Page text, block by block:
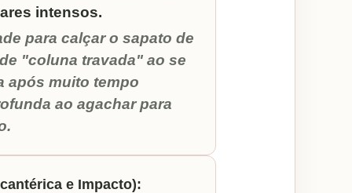
intensos.
para calçar o sapato de
"coluna travada" ao se
após muito tempo
ao agachar para
e Impacto):